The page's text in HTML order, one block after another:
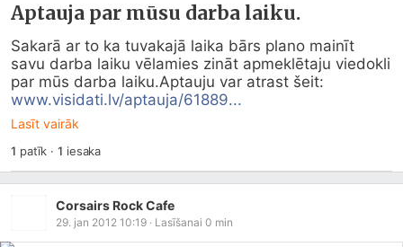
Aptauja par mūsu darba laiku.
Sakarā ar to ka tuvakajā laika bārs plano mainīt
savu darba laiku vēlamies zināt apmeklētaju viedokli
www.visidati.lv/aptauja/61889...
Lasīt vairāk
1 patīk ·1 iesaka
Corsairs Rock Cafe
29. jan 2012 10:19 · Lasīšanai 0 min